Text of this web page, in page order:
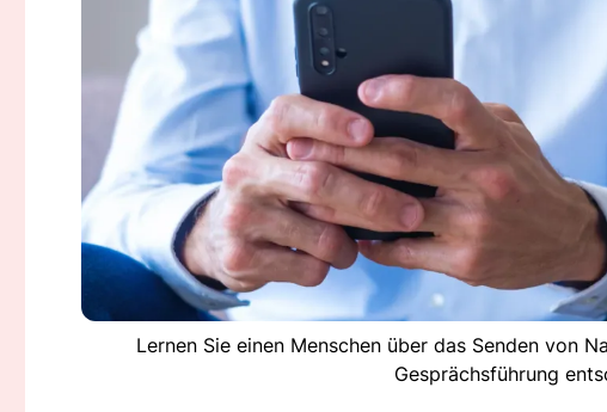
Lernen Sie einen Menschen über das Senden von
Gesprächsführung